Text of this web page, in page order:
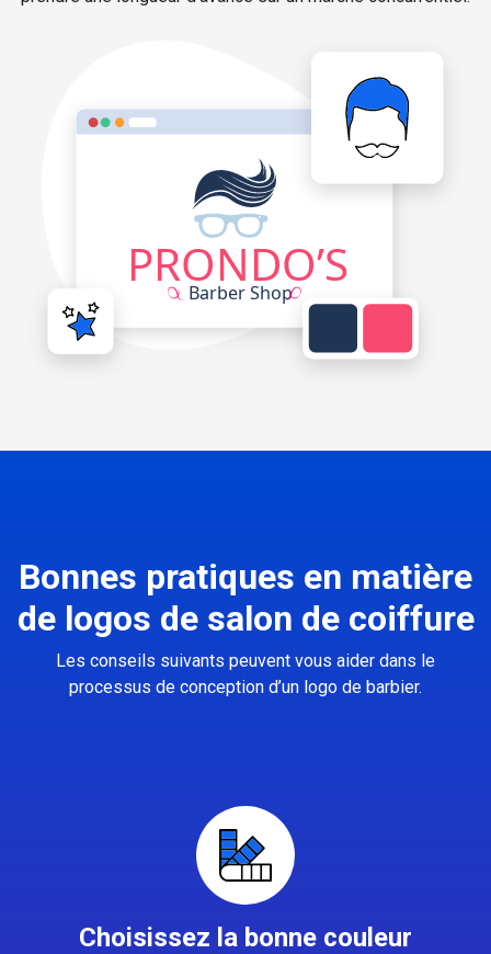
Bonnes pratiques en matière
de logos de salon de coiffure
Les conseils suivants peuvent vous aider dans le
processus de conception d’un logo de barbier.
Choisissez la bonne couleur